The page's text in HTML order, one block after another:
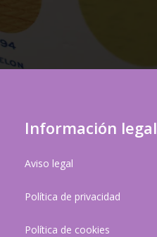
Información legal
Aviso legal
Política de privacidad
Política de cookies